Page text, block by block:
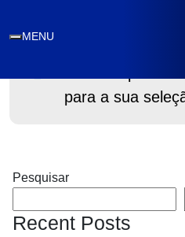
MENU
JBL portátil
para a sua
Pesquisar
Recent Posts